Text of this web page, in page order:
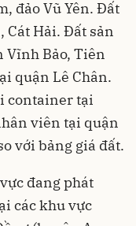
đảo Vũ Yên. Đất
Cát Hải. Đất sản
Vĩnh Bảo, Tiên
quận Lê Chân.
container tại
viên tại quận
với bảng giá đất.
đang phát
các khu vực